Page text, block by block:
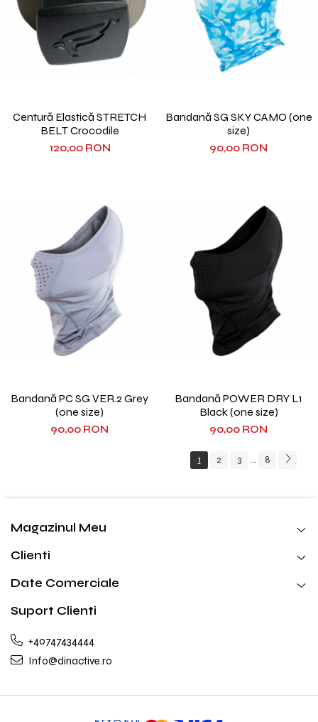
Centură Elastică STRETCH
BELT Crocodile
120,00 RON
Bandană SG SKY CAMO (one
size)
90,00 RON
Bandană PC SG VER.2 Grey
(one size)
90,00 RON
Bandană POWER DRY L1
Black (one size)
90,00 RON
1 2 3 ... 8
Magazinul Meu
Clienti
Date Comerciale
Suport Clienti
+40747434444
Info@dinactive.ro